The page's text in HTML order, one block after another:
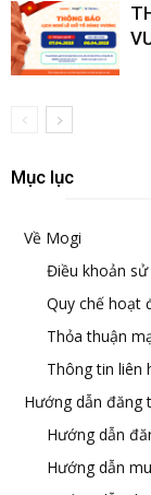
Mục lục
Về Mogi
Điều khoản
Quy chế hoạt
Thỏa thuận
Thông tin liên
Hướng dẫn đăng
Hướng dẫn
Hướng dẫn